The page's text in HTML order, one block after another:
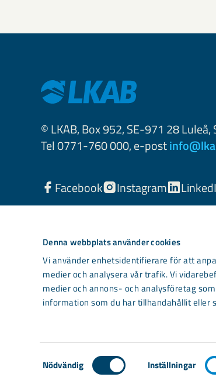
Denna webbplats använder cookies
Vi använder enhetsidentifierare för att
medier och analysera vår trafik. Vi
medier och annons- och analysföretag
information som du har tillhandahållit eller
Samtyckesval
Nödvändig Inställningar
© LKAB, Box 952, SE-971 28 Luleå,
Tel 0771-760 000, e-post
Facebook Instagram
Light mode